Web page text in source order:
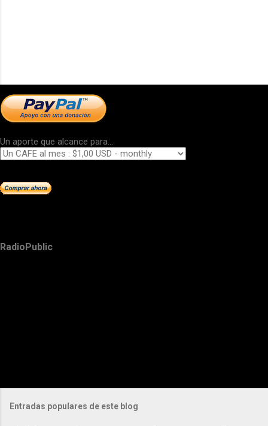
Un aporte que alcance para...
RadioPublic
Entradas populares de este blog